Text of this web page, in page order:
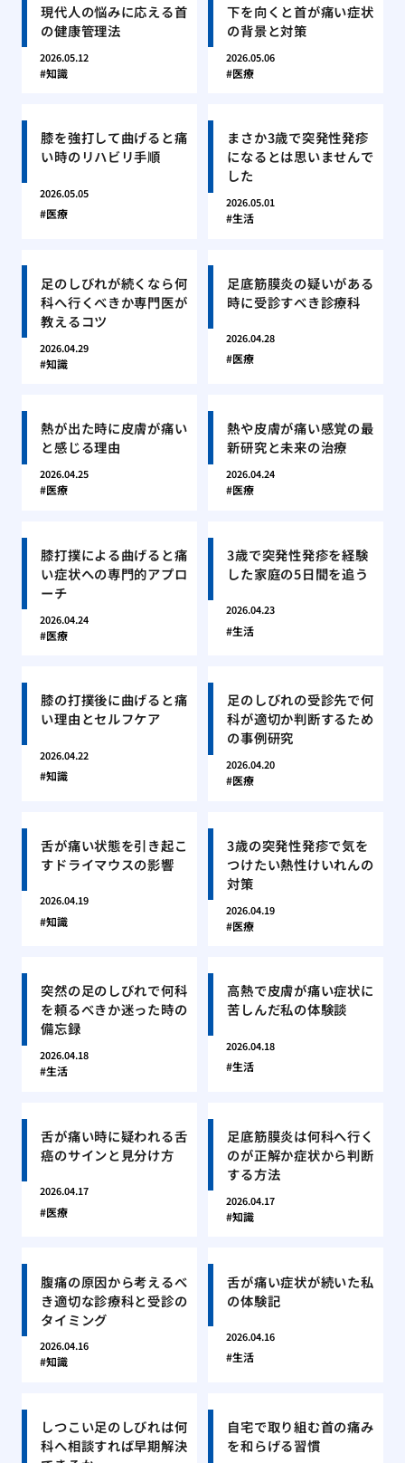
現代人の悩みに応える首
の健康管理法
2026.05.12
知識
下を向くと首が痛い症状
の背景と対策
2026.05.06
医療
膝を強打して曲げると痛
い時のリハビリ手順
2026.05.05
医療
まさか3歳で突発性発疹
になるとは思いませんで
した
2026.05.01
生活
足のしびれが続くなら何
科へ行くべきか専門医が
教えるコツ
2026.04.29
知識
足底筋膜炎の疑いがある
時に受診すべき診療科
2026.04.28
医療
熱が出た時に皮膚が痛い
と感じる理由
2026.04.25
医療
熱や皮膚が痛い感覚の最
新研究と未来の治療
2026.04.24
医療
膝打撲による曲げると痛
い症状への専門的アプロ
ーチ
2026.04.24
医療
3歳で突発性発疹を経験
した家庭の5日間を追う
2026.04.23
生活
膝の打撲後に曲げると痛
い理由とセルフケア
2026.04.22
知識
足のしびれの受診先で何
科が適切か判断するため
の事例研究
2026.04.20
医療
舌が痛い状態を引き起こ
すドライマウスの影響
2026.04.19
知識
3歳の突発性発疹で気を
つけたい熱性けいれんの
対策
2026.04.19
医療
突然の足のしびれで何科
を頼るべきか迷った時の
備忘録
2026.04.18
生活
高熱で皮膚が痛い症状に
苦しんだ私の体験談
2026.04.18
生活
舌が痛い時に疑われる舌
癌のサインと見分け方
2026.04.17
医療
足底筋膜炎は何科へ行く
のが正解か症状から判断
する方法
2026.04.17
知識
腹痛の原因から考えるべ
き適切な診療科と受診の
タイミング
2026.04.16
知識
舌が痛い症状が続いた私
の体験記
2026.04.16
生活
しつこい足のしびれは何
科へ相談すれば早期解決
自宅で取り組む首の痛み
を和らげる習慣